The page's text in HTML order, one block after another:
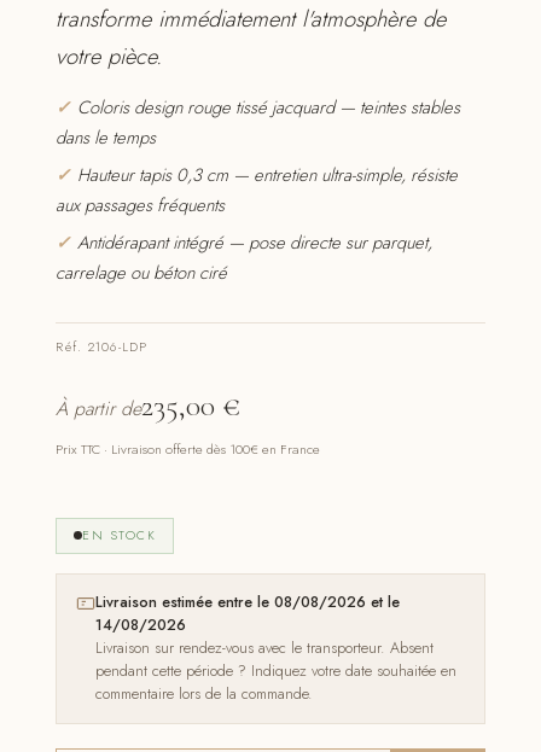
transforme immédiatement l'atmosphère de
votre pièce.
✓ Coloris design rouge tissé jacquard — teintes stables
dans le temps
✓ Hauteur tapis 0,3 cm — entretien ultra-simple, résiste
aux passages fréquents
✓ Antidérapant intégré — pose directe sur parquet,
carrelage ou béton ciré
Réf. 2106-LDP
À partir de235,00 €
Prix TTC · Livraison offerte dès 100€ en France
EN STOCK
Livraison estimée entre le 08/08/2026 et le
14/08/2026
Livraison sur rendez-vous avec le transporteur. Absent
pendant cette période ? Indiquez votre date souhaitée en
commentaire lors de la commande.